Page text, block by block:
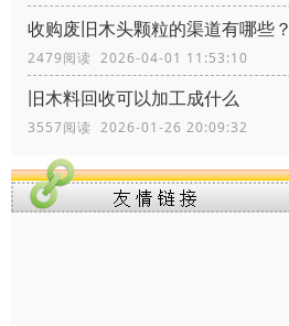
收购废旧木头颗粒的渠道有哪些？
2479阅读 2026-04-01 11:53:10
旧木料回收可以加工成什么
3557阅读 2026-01-26 20:09:32